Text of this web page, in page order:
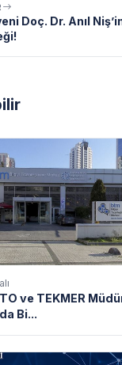
Doç. Dr. Anıl
ve TEKMER
Bi...